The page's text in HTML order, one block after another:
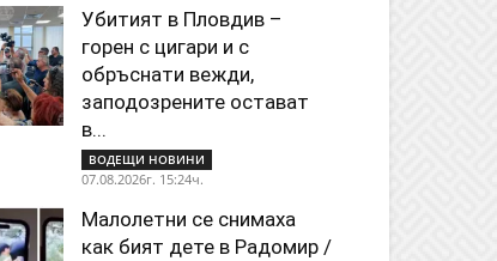
Убитият в Пловдив –
горен с цигари и с
обръснати вежди,
заподозрените остават
в...
ВОДЕЩИ НОВИНИ
07.08.2026г. 15:24ч.
Малолетни се снимаха
как бият дете в Радомир /